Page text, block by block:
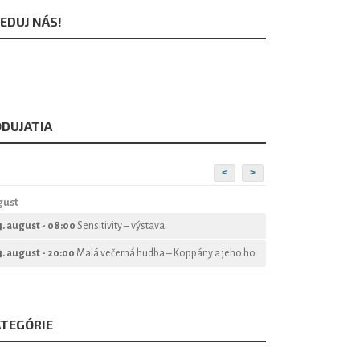
NÁS!
< >
august - 08:00 Sensitivity – výstava
august - 20:00 Malá večerná hudba – Koppány a jeho hostia